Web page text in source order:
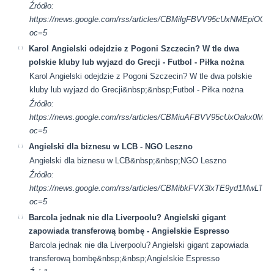
Źródło:
https://news.google.com/rss/articles/
oc=5
Karol Angielski odejdzie z Pogoni Szczecin? W tle dwa
polskie kluby lub wyjazd do Grecji - Futbol - Piłka nożna
Karol Angielski odejdzie z Pogoni Szczecin? W tle dwa polskie
kluby lub wyjazd do Grecji&nbsp;&nbsp;Futbol - Piłka nożna
Źródło:
https://news.google.com/rss/articles/
oc=5
Angielski dla biznesu w LCB - NGO Leszno
Angielski dla biznesu w LCB&nbsp;&nbsp;NGO Leszno
Źródło:
https://news.google.com/rss/articles/
oc=5
Barcola jednak nie dla Liverpoolu? Angielski gigant
zapowiada transferową bombę - Angielskie Espresso
Barcola jednak nie dla Liverpoolu? Angielski gigant zapowiada
transferową bombę&nbsp;&nbsp;Angielskie Espresso